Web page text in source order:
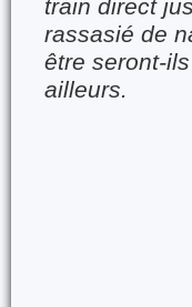
train direct
rassasié de
être seront-
ailleurs.